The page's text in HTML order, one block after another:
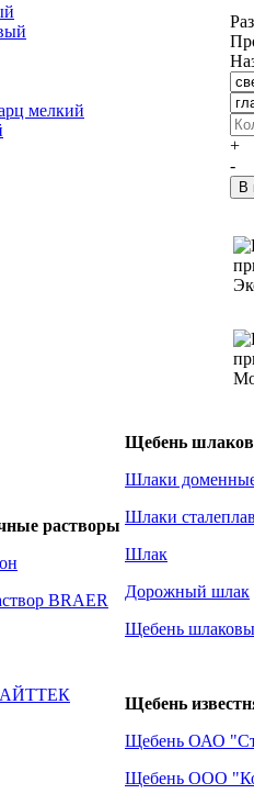
мелкий
+
-
растворы
BRAER
Щебень
Шлаки
Шлаки
Шлак
Дорожный шлак
Щебень
Щебень
Щебень ОАО
Щебень ООО